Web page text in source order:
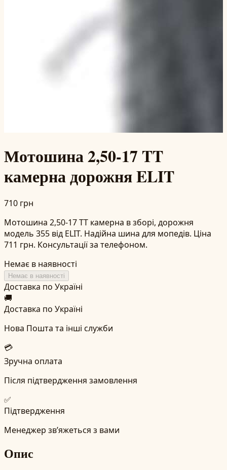
Мотошина 2,50-17 TT
камерна дорожня ELIT
710 грн
Мотошина 2,50-17 TT камерна в зборі, дорожня
модель 355 від ELIT. Надійна шина для мопедів. Ціна
711 грн. Консультації за телефоном.
Немає в наявності
Немає в наявності
Доставка по Україні
🚚
Доставка по Україні
Нова Пошта та інші служби
💳
Зручна оплата
Після підтвердження замовлення
✅
Підтвердження
Менеджер зв’яжеться з вами
Опис